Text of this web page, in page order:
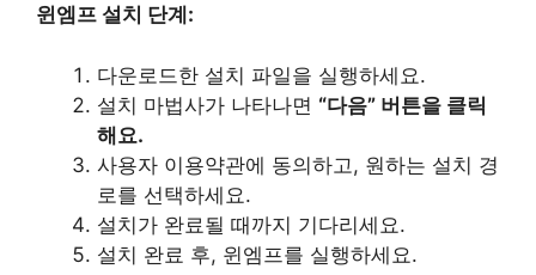
윈엠프 설치 단계:
다운로드한 설치 파일을 실행하세요.
설치 마법사가 나타나면 “다음” 버튼을 클릭
해요.
사용자 이용약관에 동의하고, 원하는 설치 경
로를 선택하세요.
설치가 완료될 때까지 기다리세요.
설치 완료 후, 윈엠프를 실행하세요.